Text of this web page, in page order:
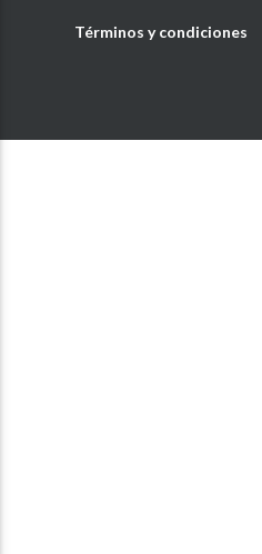
Términos y condiciones